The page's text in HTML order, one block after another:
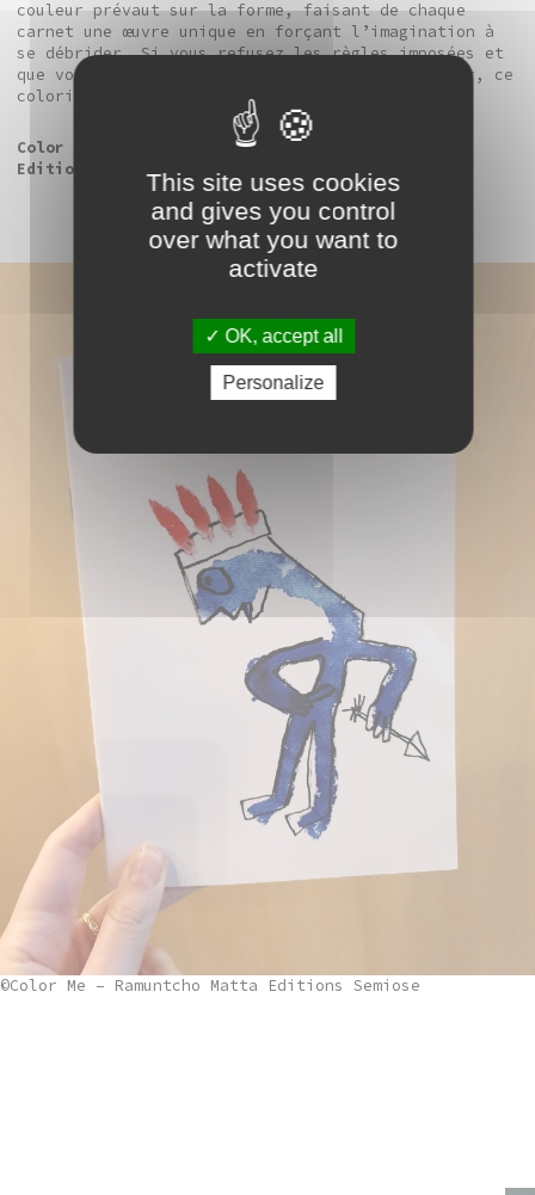
couleur prévaut sur la forme, faisant de chaque
carnet une œuvre unique en forçant l’imagination à
se débrider. Si vous refusez les règles imposées et
que vous en avez marre de ne pas devoir déborder, ce
coloriage est fait pour vous !
Color Me – Ramuntcho Matta
Editions Semiose - 24 pages
©Color Me – Ramuntcho Matta Editions Semiose
This site uses cookies
and gives you control
over what you want to
activate
OK, accept all
Personalize